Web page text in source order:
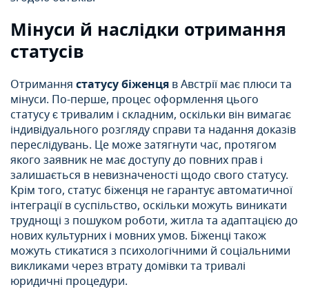
Мінуси й наслідки отримання
статусів
Отримання статусу біженця в Австрії має плюси та
мінуси. По-перше, процес оформлення цього
статусу є тривалим і складним, оскільки він вимагає
індивідуального розгляду справи та надання доказів
переслідувань. Це може затягнути час, протягом
якого заявник не має доступу до повних прав і
залишається в невизначеності щодо свого статусу.
Крім того, статус біженця не гарантує автоматичної
інтеграції в суспільство, оскільки можуть виникати
труднощі з пошуком роботи, житла та адаптацією до
нових культурних і мовних умов. Біженці також
можуть стикатися з психологічними й соціальними
викликами через втрату домівки та тривалі
юридичні процедури.